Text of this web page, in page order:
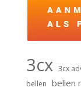
3cx 3cx
bellen bellen